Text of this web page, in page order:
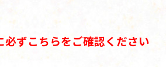
ずこちらをご確認ください